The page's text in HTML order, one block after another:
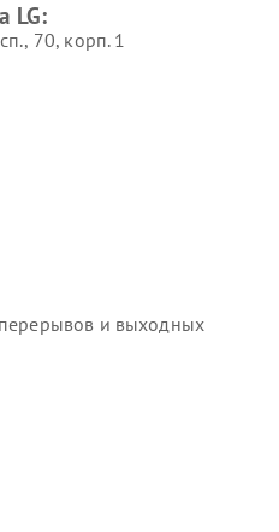
LG:
70, корп. 1
и выходных